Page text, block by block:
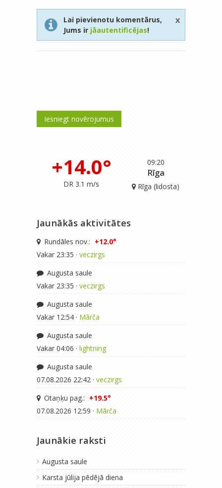
Lai pievienotu komentārus,
Jums ir jāautentificējas!
x
Iesniegt novērojumus
09:20
+14.0°
DR 3.1 m/s
Rīga
Rīga (lidosta)
Jaunākās aktivitātes
Rundāles nov.: +12.0°
Vakar 23:35 · veczirgs
Augusta saule
Vakar 23:35 · veczirgs
Augusta saule
Vakar 12:54 · Mārča
Augusta saule
Vakar 04:06 · lightning
Augusta saule
07.08.2026 22:42 · veczirgs
Otaņķu pag.: +19.5°
07.08.2026 12:59 · Mārča
Jaunākie raksti
Augusta saule
Karsta jūlija pēdējā diena